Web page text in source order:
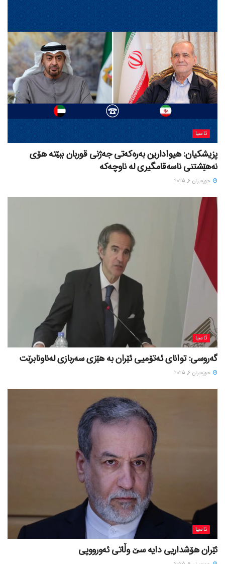
ئاسیا
پزیشکیان: هیوادارین بەرەکەتی جەژنی قوربان ببێتە هۆی
نەهێشتنی ناسەقامگیری لە ناوچەکە
حوزه‌یران 6, 2025
ئاسیا
گەروسی: توانای ئەتۆمیی ئێران بە هێزی سەربازی لەناونابرێت
حوزه‌یران 6, 2025
ئاسیا
ئێران هۆشداریی دایە سێ وڵاتی ئەورووپی